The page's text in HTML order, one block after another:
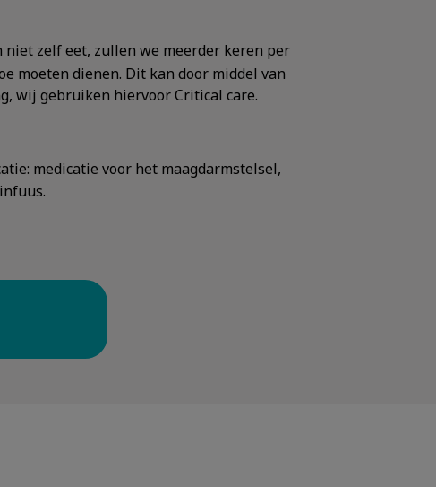
niet zelf eet, zullen we meerder keren per
moeten dienen. Dit kan door middel van
wij gebruiken hiervoor Critical care.
medicatie voor het maagdarmstelsel,